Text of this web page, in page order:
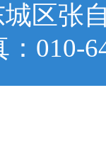
区张
010-